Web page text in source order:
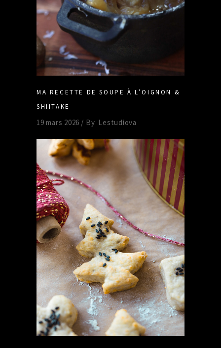
MA RECETTE DE SOUPE À L’OIGNON &
SHIITAKE
19 mars 2026 By Lestudiova